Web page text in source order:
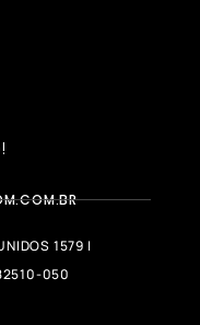
1579 |
050